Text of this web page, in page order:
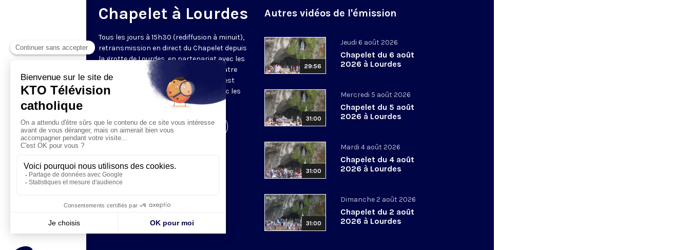
Chapelet à Lourdes
Tous les jours à 15h30 (rediffusion à minuit),
retransmission en direct du Chapelet depuis
la grotte de Lourdes, en partenariat avec les
Sanctuaires. Chaque jour, l'une des quatre
méditations des mystères du Rosaire est
proposée en communion de prière avec les
Visiter la page de l'émission
Autres vidéos de l'émission
29:56
Jeudi 6 août 2026
Chapelet du 6 août
2026 à Lourdes
31:00
Mercredi 5 août 2026
Chapelet du 5 août
2026 à Lourdes
31:00
Mardi 4 août 2026
Chapelet du 4 août
2026 à Lourdes
31:00
Dimanche 2 août 2026
Chapelet du 2 août
2026 à Lourdes